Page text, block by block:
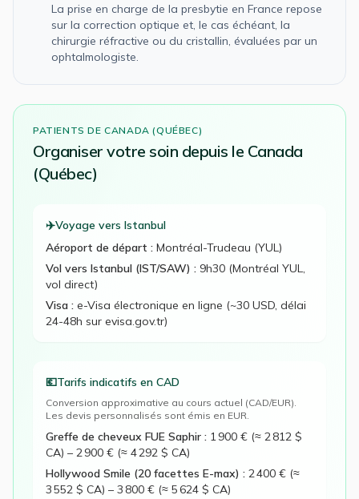
La prise en charge de la presbytie en France repose
sur la correction optique et, le cas échéant, la
chirurgie réfractive ou du cristallin, évaluées par un
ophtalmologiste.
PATIENTS DECANADA (QUÉBEC)
Organiser votre soin depuis le Canada
(Québec)
✈️Voyage vers Istanbul
Aéroport de départ : Montréal-Trudeau (YUL)
Vol vers Istanbul (IST/SAW) : 9h30 (Montréal YUL,
vol direct)
Visa : e-Visa électronique en ligne (~30 USD, délai
24-48h sur evisa.gov.tr)
💶Tarifs indicatifs en CAD
Conversion approximative au cours actuel (CAD/EUR).
Les devis personnalisés sont émis en EUR.
Greffe de cheveux FUE Saphir : 1 900 € (≈ 2 812 $
CA) – 2 900 € (≈ 4 292 $ CA)
Hollywood Smile (20 facettes E-max) : 2 400 € (≈
3 552 $ CA) – 3 800 € (≈ 5 624 $ CA)